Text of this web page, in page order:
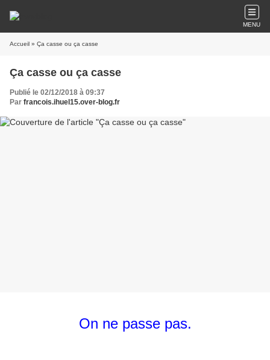
MENU
Accueil » Ça casse ou ça casse
Ça casse ou ça casse
Publié le 02/12/2018 à 09:37
Par francois.ihuel15.over-blog.fr
On ne passe pas.